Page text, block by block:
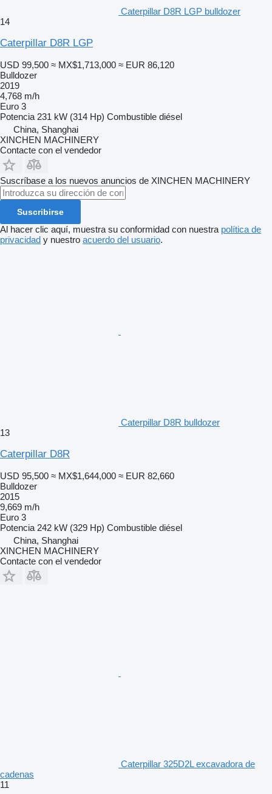
Caterpillar D8R LGP bulldozer
14
Caterpillar D8R LGP
USD 99,500 ≈ MX$1,713,000 ≈ EUR 86,120
Bulldozer
2019
4,768 m/h
Euro 3
Potencia 231 kW (314 Hp) Combustible diésel
China, Shanghai
XINCHEN MACHINERY
Contacte con el vendedor
Suscríbase a los nuevos anuncios de XINCHEN MACHINERY
Suscribirse
Al hacer clic aquí, muestra su conformidad con nuestra política de
privacidad y nuestro acuerdo del usuario.
Caterpillar D8R bulldozer
13
Caterpillar D8R
USD 95,500 ≈ MX$1,644,000 ≈ EUR 82,660
Bulldozer
2015
9,669 m/h
Euro 3
Potencia 242 kW (329 Hp) Combustible diésel
China, Shanghai
XINCHEN MACHINERY
Contacte con el vendedor
Caterpillar 325D2L excavadora de
cadenas
11